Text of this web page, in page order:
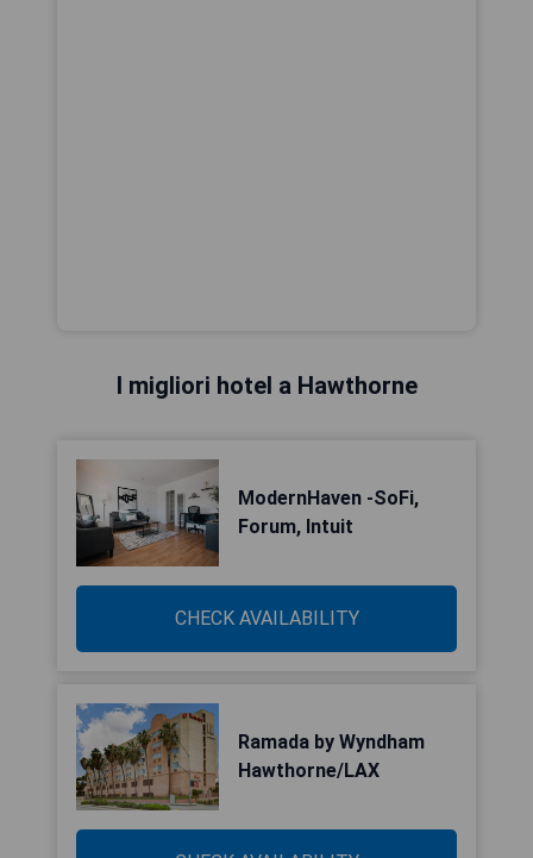
I migliori hotel a Hawthorne
ModernHaven -SoFi,
Forum, Intuit
CHECK AVAILABILITY
Ramada by Wyndham
Hawthorne/LAX